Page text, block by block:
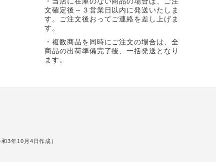
文確定後～３営業日以内に発送いたしま
す。ご注文後おってご連絡を差し上げま
す。
・複数商品を同時にご注文の場合は、全
商品の出荷準備完了後、一括発送となり
ます。
3年10月4日作成）